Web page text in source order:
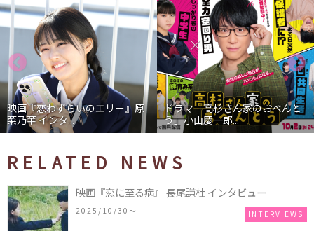
映画『恋わずらいのエリー』原
菜乃華 インタ...
ドラマ「高杉さん家のおべんと
う」小山慶一郎...
RELATED NEWS
映画『恋に至る病』 長尾謙杜 インタビュー
2025/10/30〜 INTERVIEWS